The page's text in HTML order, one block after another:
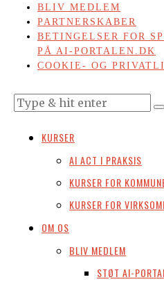
BLIV MEDLEM
PARTNERSKABER
BETINGELSER FOR
PÅ AI-PORTALEN.DK
COOKIE- OG
KURSER
AI ACT I PRAKSIS
KURSER FOR
KURSER FOR
OM OS
BLIV MEDLEM
STØT AI-